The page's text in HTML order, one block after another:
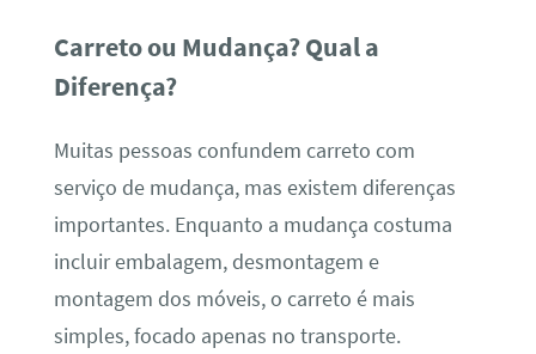
Carreto ou Mudança? Qual a
Diferença?
Muitas pessoas confundem carreto com
serviço de mudança, mas existem diferenças
importantes. Enquanto a mudança costuma
incluir embalagem, desmontagem e
montagem dos móveis, o carreto é mais
simples, focado apenas no transporte.